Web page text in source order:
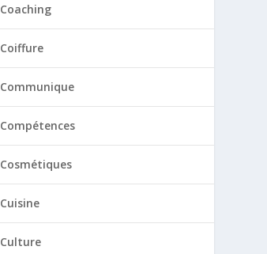
Coaching
Coiffure
Communique
Compétences
Cosmétiques
Cuisine
Culture